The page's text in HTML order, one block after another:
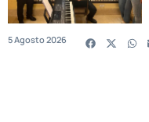
5 Agosto 2026